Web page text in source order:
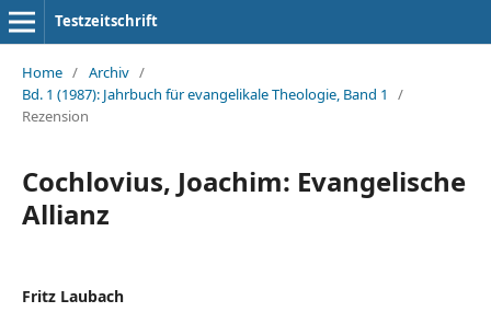
Testzeitschrift
Home / Archiv /
Bd. 1 (1987): Jahrbuch für evangelikale Theologie, Band 1
/
Rezension
Cochlovius, Joachim: Evangelische
Allianz
Fritz Laubach